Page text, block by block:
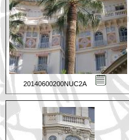
20140600200NUC2A